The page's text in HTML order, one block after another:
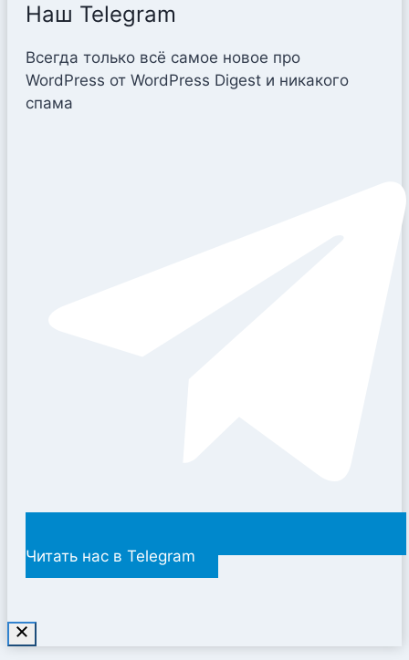
Наш Telegram
Всегда только всё самое новое про
WordPress от WordPress Digest и никакого
спама
Читать нас в Telegram